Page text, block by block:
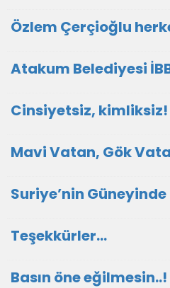
Özlem Çerçioğlu
Atakum Belediyesi
Cinsiyetsiz, kimliksiz!
Mavi Vatan, Gök
Suriye’nin
Teşekkürler…
Basın öne eğilmesin..!